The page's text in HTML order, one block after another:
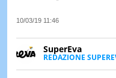
10/03/19 11:46
SuperEva
REDAZIONE
SuperEva è il